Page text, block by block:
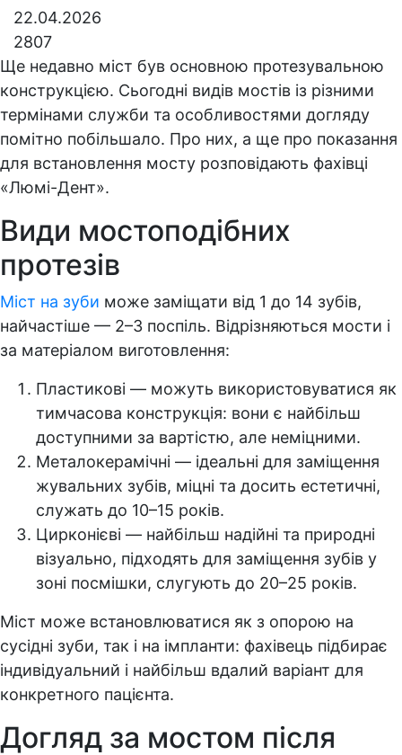
22.04.2026
2807
Ще недавно міст був основною протезувальною
конструкцією. Сьогодні видів мостів із різними
термінами служби та особливостями догляду
помітно побільшало. Про них, а ще про показання
для встановлення мосту розповідають фахівці
«Люмі-Дент».
Види мостоподібних
протезів
Міст на зуби може заміщати від 1 до 14 зубів,
найчастіше — 2–3 поспіль. Відрізняються мости і
за матеріалом виготовлення:
Пластикові — можуть використовуватися як
тимчасова конструкція: вони є найбільш
доступними за вартістю, але неміцними.
Металокерамічні — ідеальні для заміщення
жувальних зубів, міцні та досить естетичні,
служать до 10–15 років.
Цирконієві — найбільш надійні та природні
візуально, підходять для заміщення зубів у
зоні посмішки, слугують до 20–25 років.
Міст може встановлюватися як з опорою на
сусідні зуби, так і на імпланти: фахівець підбирає
індивідуальний і найбільш вдалий варіант для
конкретного пацієнта.
Догляд за мостом після